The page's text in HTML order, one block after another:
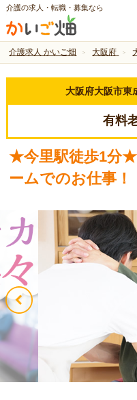
介護の求人・転職・募集なら
介護求人 かいご畑 大阪府
大阪府大阪市東
有料
★今里駅徒歩1分★
ームでのお仕事！